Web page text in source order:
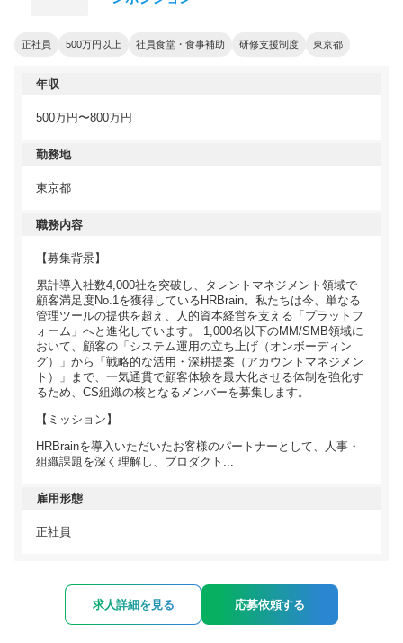
正社員 500万円以上 社員食堂・食事補助 研修支援制度 東京都
年収
500万円〜800万円
勤務地
東京都
職務内容
【募集背景】
累計導入社数4,000社を突破し、タレントマネジメント領域で
顧客満足度No.1を獲得しているHRBrain。私たちは今、単なる
管理ツールの提供を超え、人的資本経営を支える「プラットフ
ォーム」へと進化しています。 1,000名以下のMM/SMB領域に
おいて、顧客の「システム運用の立ち上げ（オンボーディン
グ）」から「戦略的な活用・深耕提案（アカウントマネジメン
ト）」まで、一気通貫で顧客体験を最大化させる体制を強化す
るため、CS組織の核となるメンバーを募集します。
【ミッション】
HRBrainを導入いただいたお客様のパートナーとして、人事・
組織課題を深く理解し、プロダクト...
雇用形態
正社員
求人詳細を見る 応募依頼する